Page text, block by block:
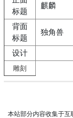
标题
麒麟
背面
标题
独角兽
设计
雕刻
本站部分内容收集于互